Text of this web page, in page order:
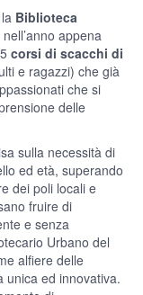
Biblioteca
appena
corsi di scacchi di
e ragazzi) che già
che si
delle
sulla necessità di
ed età, superando
dei poli locali e
fruire di
e senza
Urbano del
alfiere delle
unica ed innovativa.